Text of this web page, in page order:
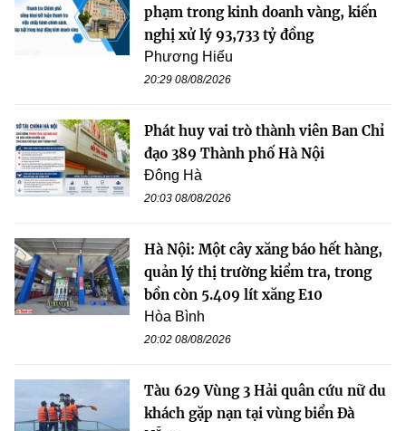
phạm trong kinh doanh vàng, kiến
nghị xử lý 93,733 tỷ đồng
Phương Hiếu
20:29 08/08/2026
Phát huy vai trò thành viên Ban Chỉ
đạo 389 Thành phố Hà Nội
Đông Hà
20:03 08/08/2026
Hà Nội: Một cây xăng báo hết hàng,
quản lý thị trường kiểm tra, trong
bồn còn 5.409 lít xăng E10
Hòa Bình
20:02 08/08/2026
Tàu 629 Vùng 3 Hải quân cứu nữ du
khách gặp nạn tại vùng biển Đà